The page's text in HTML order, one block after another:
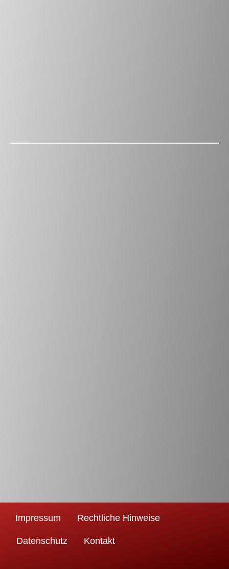
Impressum Rechtliche Hinweise
Datenschutz Kontakt